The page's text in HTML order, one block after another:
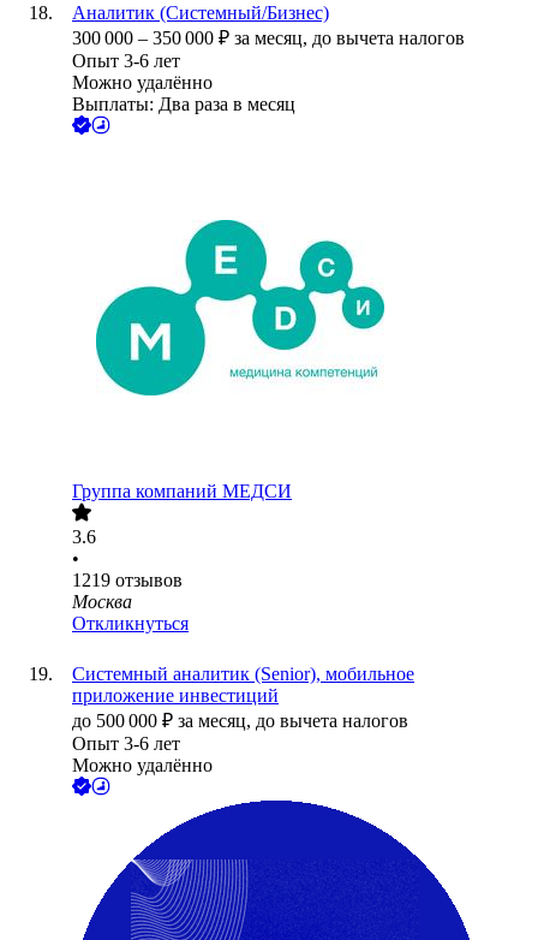
Аналитик (Системный/Бизнес)
300 000 – 350 000 ₽ за месяц, до вычета налогов
Опыт 3-6 лет
Можно удалённо
Выплаты: Два раза в месяц
Группа компаний МЕДСИ
3.6
•
1219 отзывов
Москва
Откликнуться
Системный аналитик (Senior), мобильное
приложение инвестиций
до 500 000 ₽ за месяц, до вычета налогов
Опыт 3-6 лет
Можно удалённо